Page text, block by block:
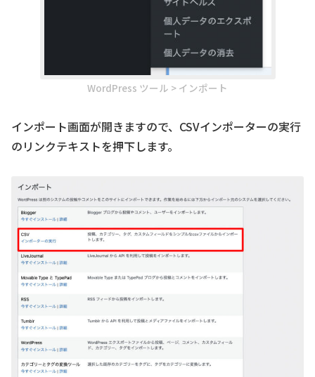
WordPress ツール > インポート
インポート画面が開きますので、CSVインポーターの実行
のリンクテキストを押下します。